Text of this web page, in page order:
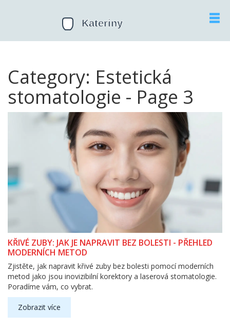
Category: Estetická
stomatologie - Page 3
KŘIVÉ ZUBY: JAK JE NAPRAVIT BEZ BOLESTI - PŘEHLED
MODERNÍCH METOD
Zjistěte, jak napravit křivé zuby bez bolesti pomocí moderních
metod jako jsou inovizibilní korektory a laserová stomatologie.
Poradíme vám, co vybrat.
Zobrazit více